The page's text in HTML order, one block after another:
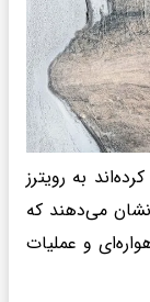
به رویترز
می‌دهند که
و عملیات